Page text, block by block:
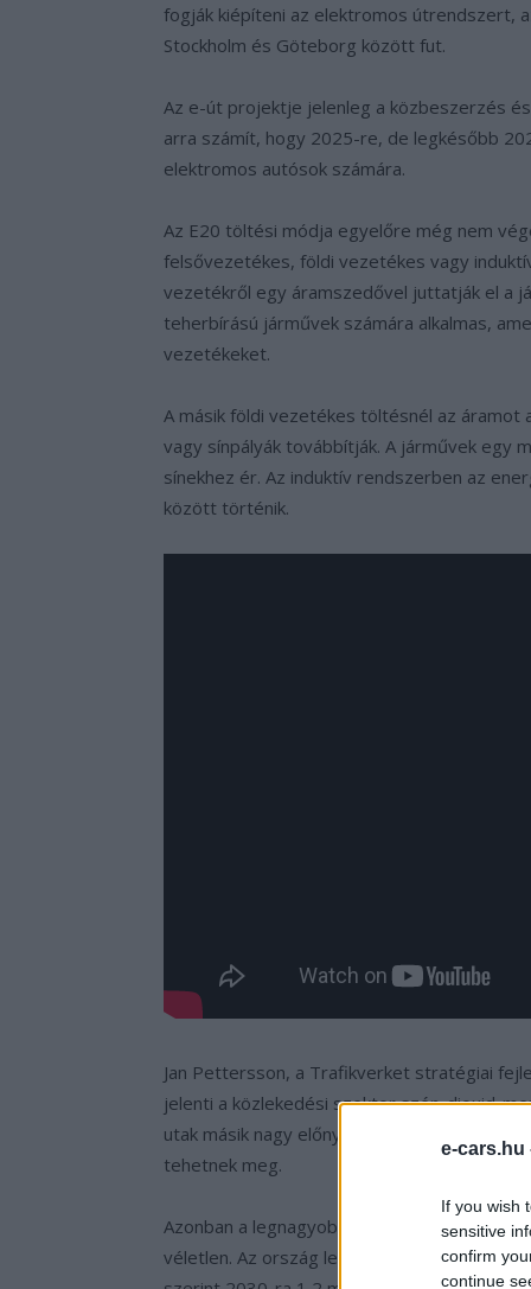
e-cars.hu
If you wish
sensitive
confirm
continue
fogják kiépíteni az elektromos útrendszert,
Stockholm és Göteborg között fut.
Az e-út projektje jelenleg a közbeszerzés
arra számít, hogy 2025-re, de legkésőbb
elektromos autósok számára.
Az E20 töltési módja egyelőre még nem
felsővezetékes, földi vezetékes vagy
vezetékről egy áramszedővel juttatják el a
teherbírású járművek számára alkalmas,
vezetékeket.
A másik földi vezetékes töltésnél az
vagy sínpályák továbbítják. A járművek egy
sínekhez ér. Az induktív rendszerben az
között történik.
Jan Pettersson, a Trafikverket stratégiai
jelenti a közlekedési szektor szén-dioxid-
utak másik nagy előnye, hogy kisebb
tehetnek meg.
Azonban a legnagyobb figyelmet a
véletlen. Az ország legnagyobb városait